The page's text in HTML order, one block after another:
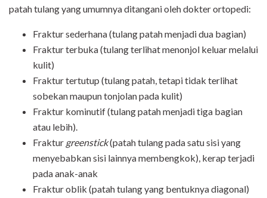
patah tulang yang umumnya ditangani oleh dokter ortopedi:
Fraktur sederhana (tulang patah menjadi dua bagian)
Fraktur terbuka (tulang terlihat menonjol keluar melalui
kulit)
Fraktur tertutup (tulang patah, tetapi tidak terlihat
sobekan maupun tonjolan pada kulit)
Fraktur kominutif (tulang patah menjadi tiga bagian
atau lebih).
Fraktur greenstick(patah tulang pada satu sisi yang
menyebabkan sisi lainnya membengkok), kerap terjadi
pada anak-anak
Fraktur oblik (patah tulang yang bentuknya diagonal)